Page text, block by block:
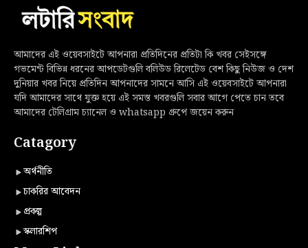
আমাদের এই ওয়েবসাইটে আপনারা প্রতিদিনের প্রতিটা কি খবর সেইসঙ্গে
গভমেন্ট বিভিন্ন ধরনের আপডেটগুলি বলিউড রিলেটেড বেশ কিছু নিউজ ও দেশ
দুনিয়ার খবর নিয়ে প্রতিদিন আপনাদের সামনে আসি এই ওয়েবসাইটে আপনারা
যদি আমাদের সাথে যুক্ত হয়ে এই সমস্ত খবরগুলি সবার আগে পেতে চান তবে
আমাদের টেলিগ্রাম চ্যানেল ও whatsapp গ্রুপে জয়েন করুন
Catagory
অর্থনীতি
চাকরির আবেদন
প্রকল্প
স্কলারশিপ